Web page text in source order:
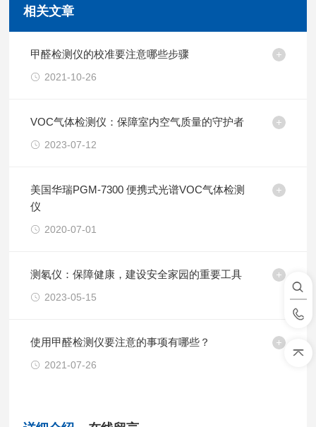
相关文章
甲醛检测仪的校准要注意哪些步骤
2021-10-26
VOC气体检测仪：保障室内空气质量的守护者
2023-07-12
美国华瑞PGM-7300 便携式光谱VOC气体检测
仪
2020-07-01
测氡仪：保障健康，建设安全家园的重要工具
2023-05-15
使用甲醛检测仪要注意的事项有哪些？
2021-07-26